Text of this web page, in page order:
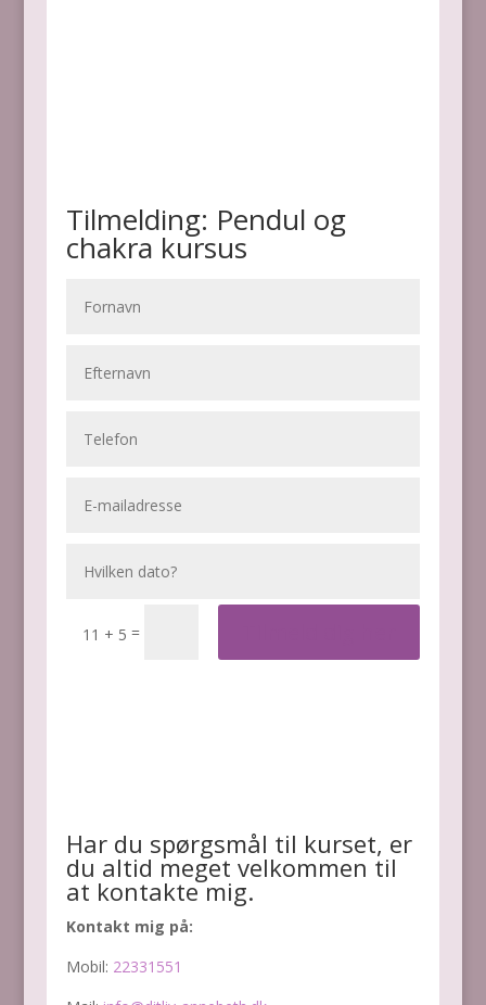
Tilmelding: Pendul og
chakra kursus
11 + 5 =
Har du spørgsmål til kurset, er
du altid meget velkommen til
at kontakte mig.
Kontakt mig på:
Mobil: 22331551